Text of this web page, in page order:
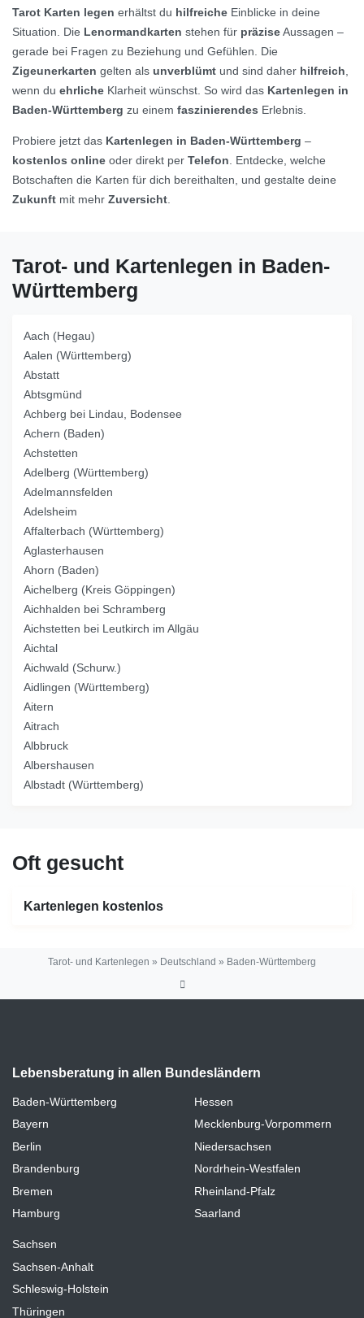
Tarot Karten legen erhältst du hilfreiche Einblicke in deine
Situation. Die Lenormandkarten stehen für präziseAussagen –
gerade bei Fragen zu Beziehung und Gefühlen. Die
Zigeunerkarten gelten als unverblümt und sind daher hilfreich
wenn du ehrliche Klarheit wünschst. So wird das Kartenlegen in
Baden-Württemberg zu einem faszinierendes Erlebnis.
Probiere jetzt das Kartenlegen in Baden-Württemberg –
kostenlos online oder direkt per Telefon . Entdecke, welche
Botschaften die Karten für dich bereithalten, und gestalte deine
Zukunft mit mehr Zuversicht
Tarot- und Kartenlegen in Baden-
Württemberg
Aach (Hegau)
Aalen (Württemberg)
Abstatt
Abtsgmünd
Achberg bei Lindau, Bodensee
Achern (Baden)
Achstetten
Adelberg (Württemberg)
Adelmannsfelden
Adelsheim
Affalterbach (Württemberg)
Aglasterhausen
Ahorn (Baden)
Aichelberg (Kreis Göppingen)
Aichhalden bei Schramberg
Aichstetten bei Leutkirch im Allgäu
Aichtal
Aichwald (Schurw.)
Aidlingen (Württemberg)
Aitern
Aitrach
Albbruck
Albershausen
Albstadt (Württemberg)
Oft gesucht
Kartenlegen kostenlos
Tarot- und Kartenlegen » Deutschland » Baden-Württemberg
Lebensberatung in allen Bundesländern
Baden-Württemberg
Bayern
Berlin
Brandenburg
Bremen
Hamburg
Hessen
Mecklenburg-Vorpommern
Niedersachsen
Nordrhein-Westfalen
Rheinland-Pfalz
Saarland
Sachsen
Sachsen-Anhalt
Schleswig-Holstein
Thüringen